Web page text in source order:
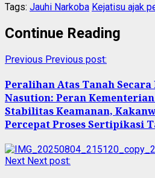
Tags: Jauhi Narkoba Kejatisu ajak
Continue Reading
Previous Previous post:
Peralihan Atas Tanah
Nasution: Peran Kementerian
Stabilitas Keamanan,
Percepat Proses Sertipikasi
Next Next post: